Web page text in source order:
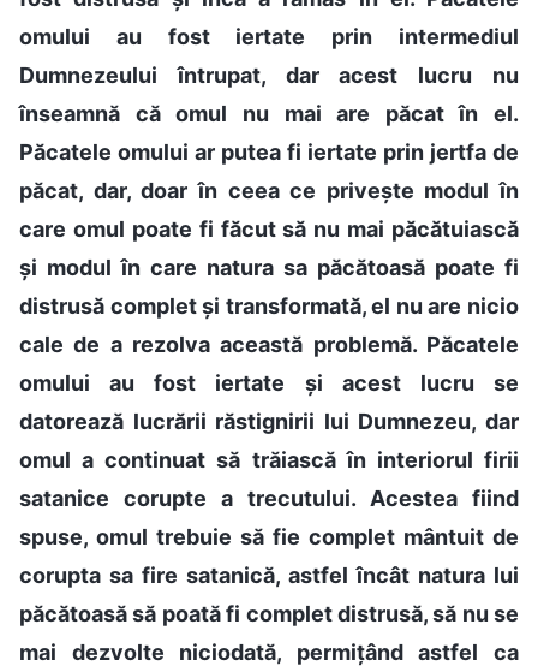
omului au fost iertate prin intermediul
Dumnezeului întrupat, dar acest lucru nu
înseamnă că omul nu mai are păcat în el.
Păcatele omului ar putea fi iertate prin jertfa de
păcat, dar, doar în ceea ce privește modul în
care omul poate fi făcut să nu mai păcătuiască
și modul în care natura sa păcătoasă poate fi
distrusă complet și transformată, el nu are nicio
cale de a rezolva această problemă. Păcatele
omului au fost iertate și acest lucru se
datorează lucrării răstignirii lui Dumnezeu, dar
omul a continuat să trăiască în interiorul firii
satanice corupte a trecutului. Acestea fiind
spuse, omul trebuie să fie complet mântuit de
corupta sa fire satanică, astfel încât natura lui
păcătoasă să poată fi complet distrusă, să nu se
mai dezvolte niciodată, permițând astfel ca